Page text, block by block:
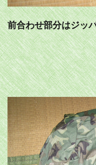
前合わせ部分はジッ